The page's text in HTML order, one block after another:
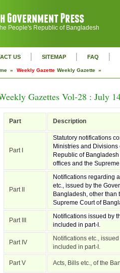
People's Republic of Bangladesh
US | SITEMAP | FAQ |
» Weekly Gazette Weekly Gazette »
Gazettes Vol-28 : July
Part Description
Part I
Statutory notifications
Ministries and Divisions
Republic of
offices and the
Part II
Notifications regarding
etc., issued by the
Bangladesh, other than
Supreme Court of
Part III
Notifications issued by
included in part-I.
Part IV
Notifications etc.,
included in part-I.
Part V Acts, Bills etc., of the